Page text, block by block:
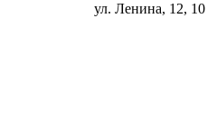
ул. Ленина, 12, 10